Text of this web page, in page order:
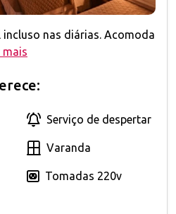
nas diárias. Acomoda
mais
Serviço de despertar
Varanda
Tomadas 220v